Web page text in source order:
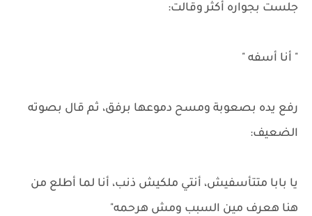
جلست بجواره أكثر وقالت:
" أنا أسفه "
رفع يده بصعوبة ومسح دموعها برفق، ثم قال بصوته
الضعيف:
يا بابا متتأسفيش، أنتي ملكيش ذنب، أنا لما أطلع من
هنا هعرف مين السبب ومش هرحمه"